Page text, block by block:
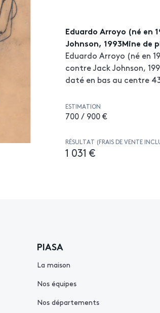
Eduardo Arroyo (né en
Johnson, 1993Mine de
Eduardo Arroyo (né en
contre Jack Johnson,
daté en bas au centre
ESTIMATION
700 / 900 €
RÉSULTAT (FRAIS DE VENTE
1 031 €
PIASA
La maison
Nos équipes
Nos départements